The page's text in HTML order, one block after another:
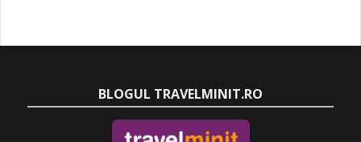
BLOGUL TRAVELMINIT.RO